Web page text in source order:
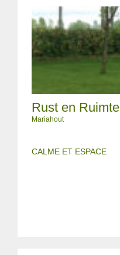
Rust en Ruimte
Mariahout
CALME ET ESPACE